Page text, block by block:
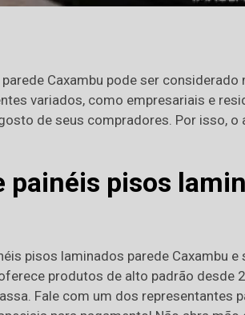
Caxambu pode ser
variados, como empresariais e
de seus compradores. Por isso,
painéis pisos
pisos laminados parede Caxambu
produtos de alto padrão desde
Fale com um dos representantes